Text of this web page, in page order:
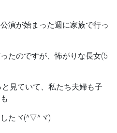
演が始まった週に家族で行っ
たのですが、怖がりな長女(5
見ていて、私たち夫婦も子
たヾ(^▽^ヾ)